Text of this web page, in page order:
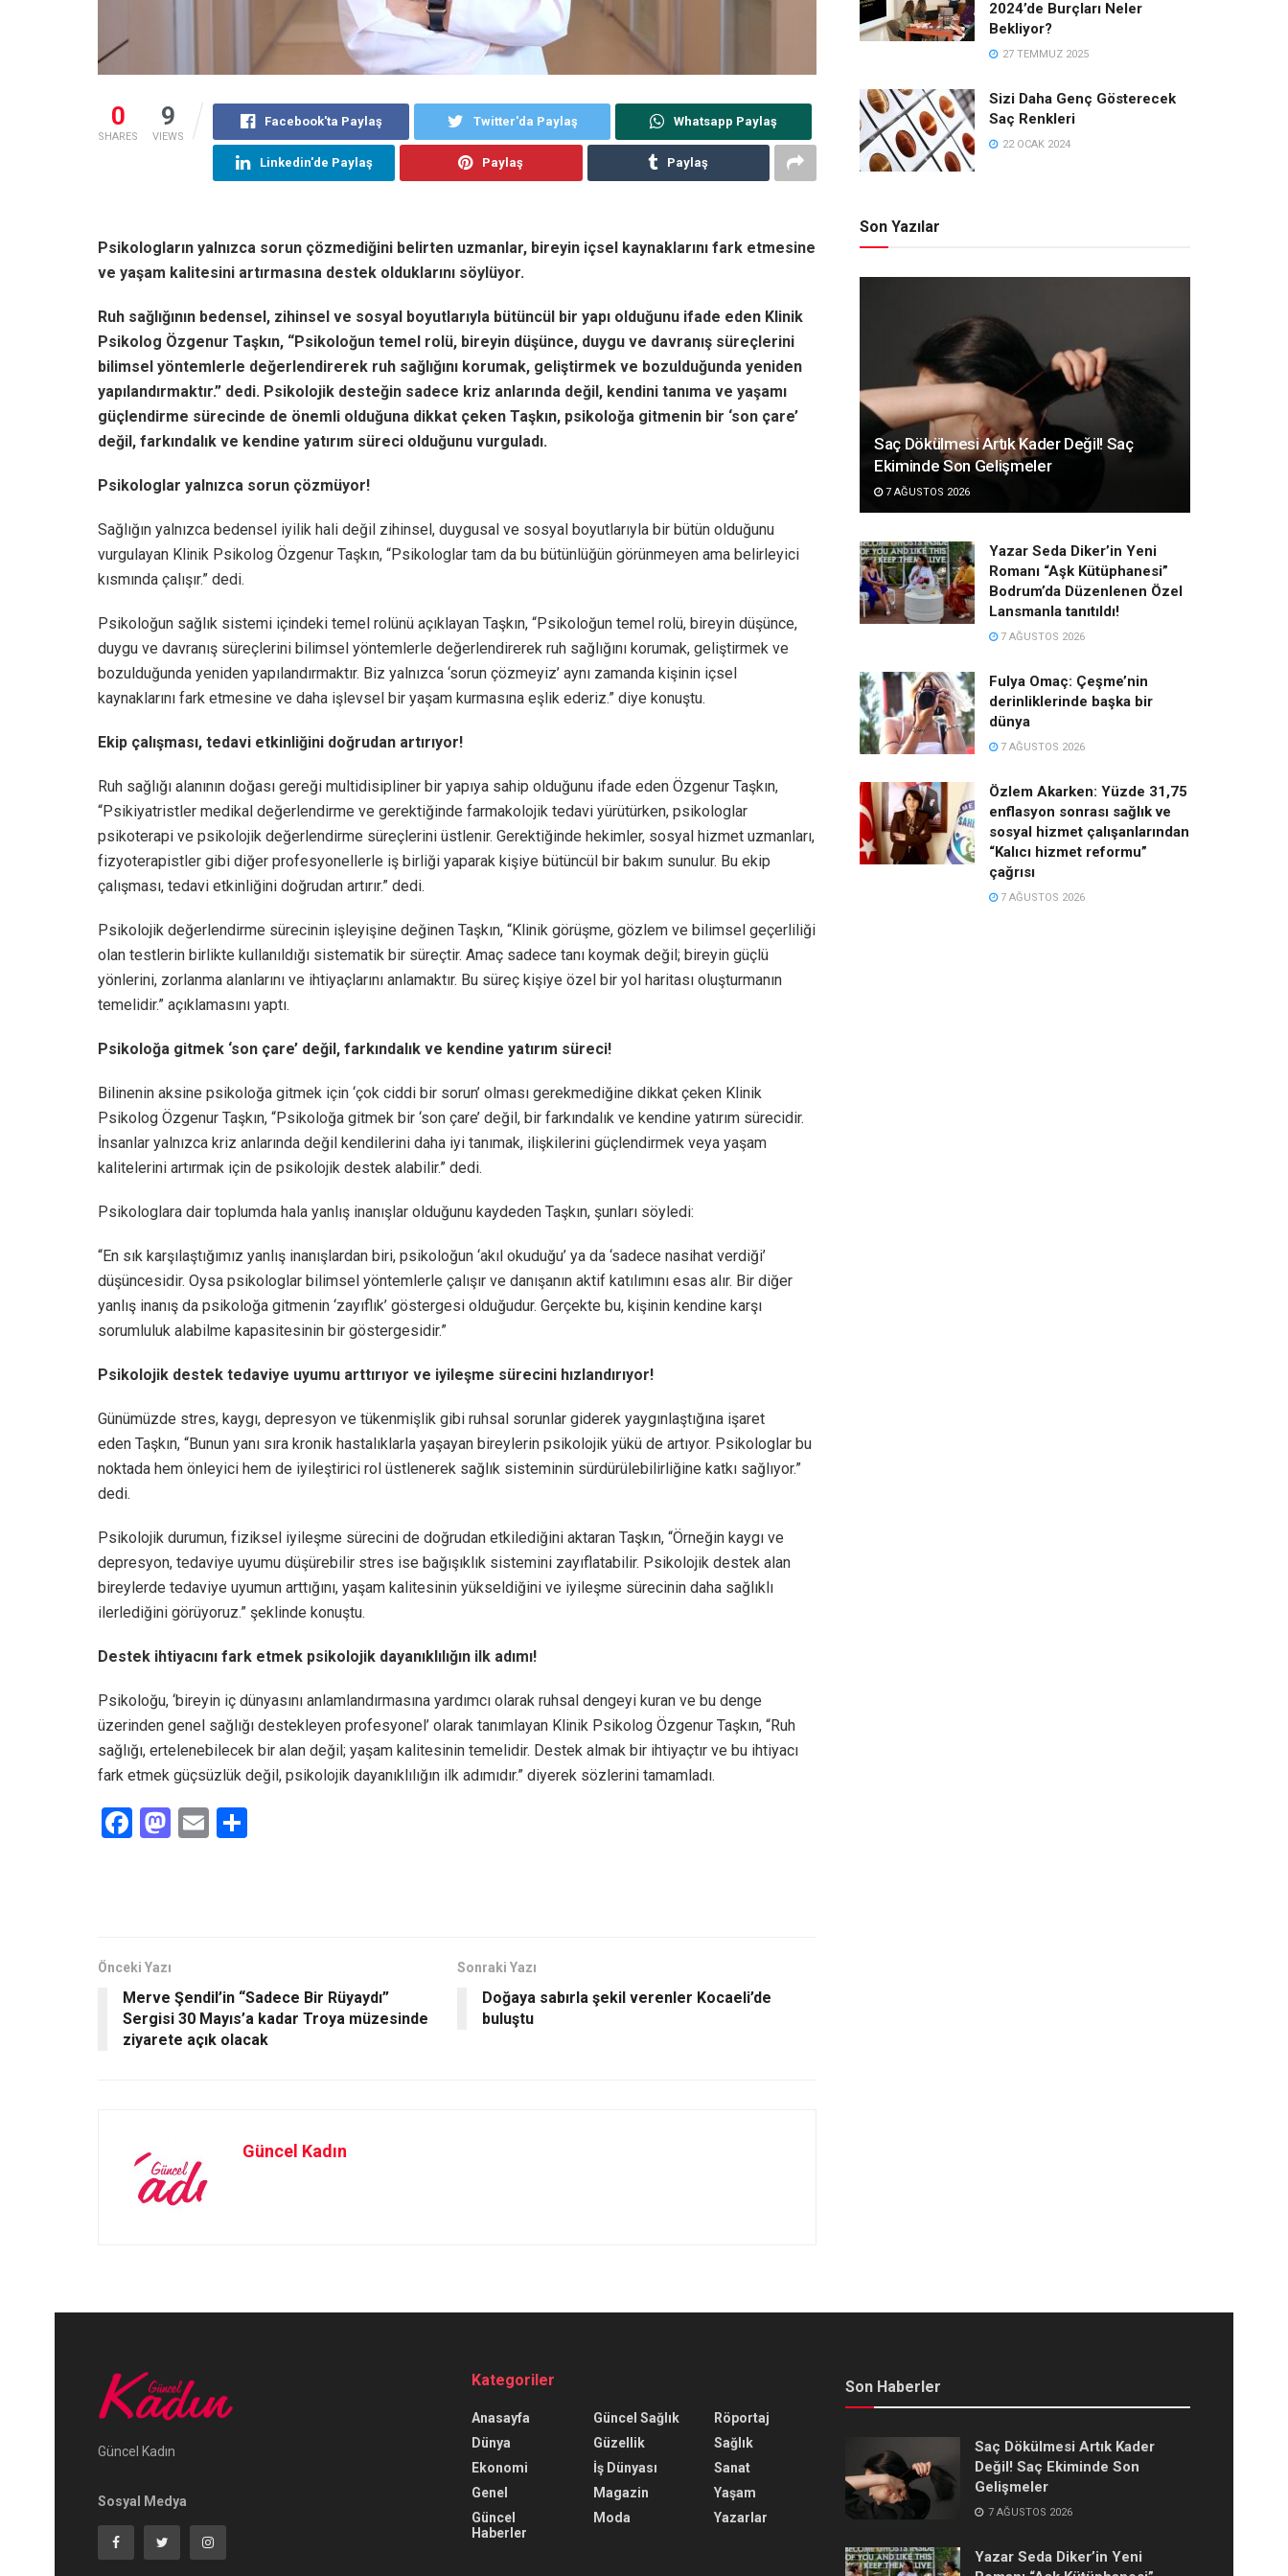
0
SHARES
9
VIEWS
Facebook'ta Paylaş Twitter'da Paylaş Whatsapp Paylaş
Linkedin'de Paylaş Paylaş Paylaş
Psikologların yalnızca sorun çözmediğini belirten uzmanlar, bireyin içsel kaynaklarını fark etmesine
ve yaşam kalitesini artırmasına destek olduklarını söylüyor.
Ruh sağlığının bedensel, zihinsel ve sosyal boyutlarıyla bütüncül bir yapı olduğunu ifade eden Klinik
Psikolog Özgenur Taşkın, “Psikoloğun temel rolü, bireyin düşünce, duygu ve davranış süreçlerini
bilimsel yöntemlerle değerlendirerek ruh sağlığını korumak, geliştirmek ve bozulduğunda yeniden
yapılandırmaktır.” dedi. Psikolojik desteğin sadece kriz anlarında değil, kendini tanıma ve yaşamı
güçlendirme sürecinde de önemli olduğuna dikkat çeken Taşkın, psikoloğa gitmenin bir ‘son çare’
değil, farkındalık ve kendine yatırım süreci olduğunu vurguladı.
Psikologlar yalnızca sorun çözmüyor!
Sağlığın yalnızca bedensel iyilik hali değil zihinsel, duygusal ve sosyal boyutlarıyla bir bütün olduğunu
vurgulayan Klinik Psikolog Özgenur Taşkın, “Psikologlar tam da bu bütünlüğün görünmeyen ama belirleyici
kısmında çalışır.” dedi.
Psikoloğun sağlık sistemi içindeki temel rolünü açıklayan Taşkın, “Psikoloğun temel rolü, bireyin düşünce,
duygu ve davranış süreçlerini bilimsel yöntemlerle değerlendirerek ruh sağlığını korumak, geliştirmek ve
bozulduğunda yeniden yapılandırmaktır. Biz yalnızca ‘sorun çözmeyiz’ aynı zamanda kişinin içsel
kaynaklarını fark etmesine ve daha işlevsel bir yaşam kurmasına eşlik ederiz.” diye konuştu.
Ekip çalışması, tedavi etkinliğini doğrudan artırıyor!
Ruh sağlığı alanının doğası gereği multidisipliner bir yapıya sahip olduğunu ifade eden Özgenur Taşkın,
“Psikiyatristler medikal değerlendirme ve gerektiğinde farmakolojik tedavi yürütürken, psikologlar
psikoterapi ve psikolojik değerlendirme süreçlerini üstlenir. Gerektiğinde hekimler, sosyal hizmet uzmanları,
fizyoterapistler gibi diğer profesyonellerle iş birliği yaparak kişiye bütüncül bir bakım sunulur. Bu ekip
çalışması, tedavi etkinliğini doğrudan artırır.” dedi.
Psikolojik değerlendirme sürecinin işleyişine değinen Taşkın, “Klinik görüşme, gözlem ve bilimsel geçerliliği
olan testlerin birlikte kullanıldığı sistematik bir süreçtir. Amaç sadece tanı koymak değil; bireyin güçlü
yönlerini, zorlanma alanlarını ve ihtiyaçlarını anlamaktır. Bu süreç kişiye özel bir yol haritası oluşturmanın
temelidir.” açıklamasını yaptı.
Psikoloğa gitmek ‘son çare’ değil, farkındalık ve kendine yatırım süreci!
Bilinenin aksine psikoloğa gitmek için ‘çok ciddi bir sorun’ olması gerekmediğine dikkat çeken Klinik
Psikolog Özgenur Taşkın, “Psikoloğa gitmek bir ‘son çare’ değil, bir farkındalık ve kendine yatırım sürecidir.
İnsanlar yalnızca kriz anlarında değil kendilerini daha iyi tanımak, ilişkilerini güçlendirmek veya yaşam
kalitelerini artırmak için de psikolojik destek alabilir.” dedi.
Psikologlara dair toplumda hala yanlış inanışlar olduğunu kaydeden Taşkın, şunları söyledi:
“En sık karşılaştığımız yanlış inanışlardan biri, psikoloğun ‘akıl okuduğu’ ya da ‘sadece nasihat verdiği’
düşüncesidir. Oysa psikologlar bilimsel yöntemlerle çalışır ve danışanın aktif katılımını esas alır. Bir diğer
yanlış inanış da psikoloğa gitmenin ‘zayıflık’ göstergesi olduğudur. Gerçekte bu, kişinin kendine karşı
sorumluluk alabilme kapasitesinin bir göstergesidir.”
Psikolojik destek tedaviye uyumu arttırıyor ve iyileşme sürecini hızlandırıyor!
Günümüzde stres, kaygı, depresyon ve tükenmişlik gibi ruhsal sorunlar giderek yaygınlaştığına işaret
eden Taşkın, “Bunun yanı sıra kronik hastalıklarla yaşayan bireylerin psikolojik yükü de artıyor. Psikologlar bu
noktada hem önleyici hem de iyileştirici rol üstlenerek sağlık sisteminin sürdürülebilirliğine katkı sağlıyor.”
dedi.
Psikolojik durumun, fiziksel iyileşme sürecini de doğrudan etkilediğini aktaran Taşkın, “Örneğin kaygı ve
depresyon, tedaviye uyumu düşürebilir stres ise bağışıklık sistemini zayıflatabilir. Psikolojik destek alan
bireylerde tedaviye uyumun arttığını, yaşam kalitesinin yükseldiğini ve iyileşme sürecinin daha sağlıklı
ilerlediğini görüyoruz.” şeklinde konuştu.
Destek ihtiyacını fark etmek psikolojik dayanıklılığın ilk adımı!
Psikoloğu, ‘bireyin iç dünyasını anlamlandırmasına yardımcı olarak ruhsal dengeyi kuran ve bu denge
üzerinden genel sağlığı destekleyen profesyonel’ olarak tanımlayan Klinik Psikolog Özgenur Taşkın, “Ruh
sağlığı, ertelenebilecek bir alan değil; yaşam kalitesinin temelidir. Destek almak bir ihtiyaçtır ve bu ihtiyacı
fark etmek güçsüzlük değil, psikolojik dayanıklılığın ilk adımıdır.” diyerek sözlerini tamamladı.
F
o
k
M
n
E
Önceki Yazı
Merve Şendil’in “Sadece Bir Rüyaydı”
Sergisi 30 Mayıs’a kadar Troya müzesinde
ziyarete açık olacak
Sonraki Yazı
Doğaya sabırla şekil verenler Kocaeli’de
buluştu
Güncel Kadın
2024’de Burçları Neler
Bekliyor?
27 TEMMUZ 2025
Sizi Daha Genç Gösterecek
Saç Renkleri
22 OCAK 2024
Son Yazılar
Saç Dökülmesi Artık Kader Değil! Saç
Ekiminde Son Gelişmeler
7 AĞUSTOS 2026
Yazar Seda Diker’in Yeni
Romanı “Aşk Kütüphanesi”
Bodrum’da Düzenlenen Özel
Lansmanla tanıtıldı!
7 AĞUSTOS 2026
Fulya Omaç: Çeşme’nin
derinliklerinde başka bir
dünya
7 AĞUSTOS 2026
Özlem Akarken: Yüzde 31,75
enflasyon sonrası sağlık ve
sosyal hizmet çalışanlarından
“Kalıcı hizmet reformu”
çağrısı
7 AĞUSTOS 2026
Güncel Kadın
Sosyal Medya
Kategoriler
Anasayfa
Dünya
Ekonomi
Genel
Güncel
Haberler
Güncel Sağlık
Güzellik
İş Dünyası
Magazin
Moda
Röportaj
Sağlık
Sanat
Yaşam
Yazarlar
Son Haberler
Saç Dökülmesi Artık Kader
Değil! Saç Ekiminde Son
Gelişmeler
7 AĞUSTOS 2026
Yazar Seda Diker’in Yeni